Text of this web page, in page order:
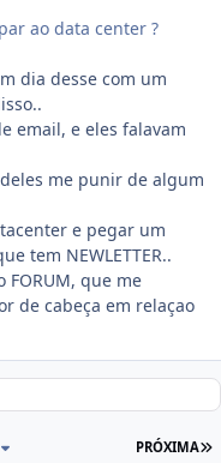
ao data center ?
dia desse com um
email, e eles falavam
me punir de algum
e pegar um
tem NEWLETTER..
que me
de cabeça em relaçao
PRÓXIMA